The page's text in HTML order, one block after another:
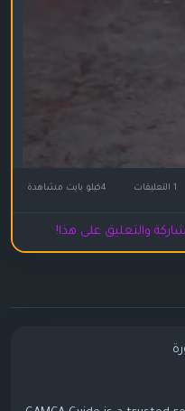
والتعليق على هذا!